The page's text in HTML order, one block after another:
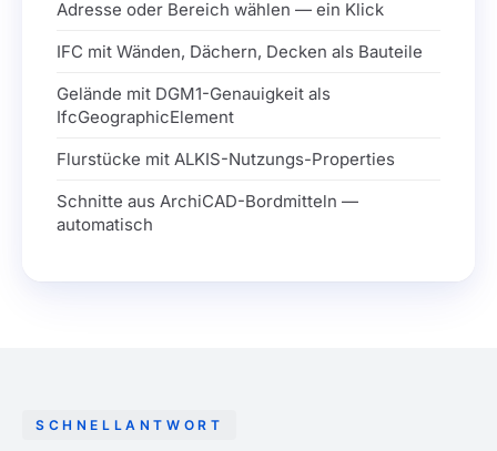
Adresse oder Bereich wählen — ein Klick
IFC mit Wänden, Dächern, Decken als Bauteile
Gelände mit DGM1-Genauigkeit als
IfcGeographicElement
Flurstücke mit ALKIS-Nutzungs-Properties
Schnitte aus ArchiCAD-Bordmitteln —
automatisch
SCHNELLANTWORT